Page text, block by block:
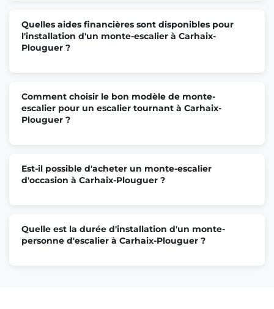
Quelles aides financières sont disponibles pour
l'installation d'un monte-escalier à Carhaix-
Plouguer ?
Comment choisir le bon modèle de monte-
escalier pour un escalier tournant à Carhaix-
Plouguer ?
Est-il possible d'acheter un monte-escalier
d'occasion à Carhaix-Plouguer ?
Quelle est la durée d'installation d'un monte-
personne d'escalier à Carhaix-Plouguer ?